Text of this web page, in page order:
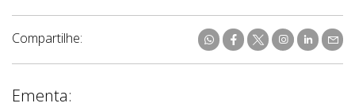
Compartilhe:
Ementa: